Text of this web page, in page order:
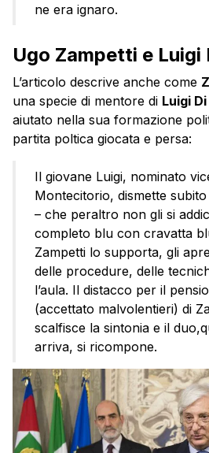
ne era ignaro.
Ugo Zampetti e Luigi
L’articolo descrive anche come
una specie di mentore di Luigi
aiutato nella sua formazione
partita poltica giocata e persa:
Il giovane Luigi, nominato
Montecitorio, dismette subito
– che peraltro non gli si
completo blu con cravatta
Zampetti lo supporta, gli
delle procedure, delle
l’aula. Il distacco per il
(accettato malvolentieri) di
scalfisce la sintonia e il
arriva, si ricompone.